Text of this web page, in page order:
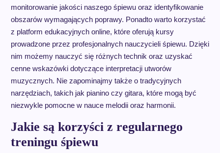
monitorowanie jakości naszego śpiewu oraz identyfikowanie
obszarów wymagających poprawy. Ponadto warto korzystać
z platform edukacyjnych online, które oferują kursy
prowadzone przez profesjonalnych nauczycieli śpiewu. Dzięki
nim możemy nauczyć się różnych technik oraz uzyskać
cenne wskazówki dotyczące interpretacji utworów
muzycznych. Nie zapominajmy także o tradycyjnych
narzędziach, takich jak pianino czy gitara, które mogą być
niezwykle pomocne w nauce melodii oraz harmonii.
Jakie są korzyści z regularnego
treningu śpiewu